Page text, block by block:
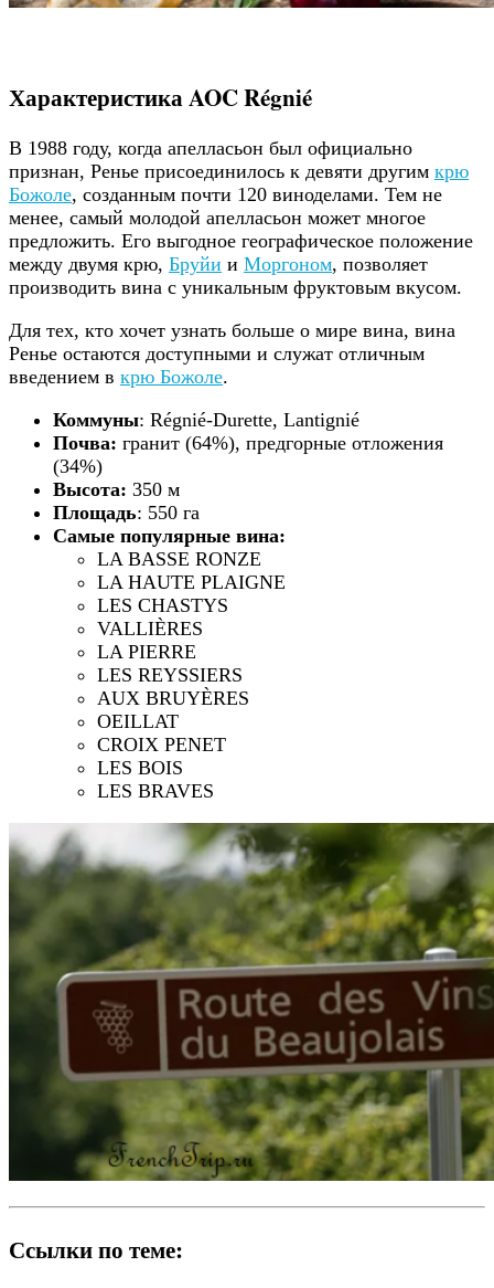
Характеристика AOC Régnié
В 1988 году, когда апелласьон был официально
признан, Ренье присоединилось к девяти другим крю
Божоле, созданным почти 120 виноделами. Тем не
менее, самый молодой апелласьон может многое
предложить. Его выгодное географическое положение
между двумя крю, Бруйи и Моргоном, позволяет
производить вина с уникальным фруктовым вкусом.
Для тех, кто хочет узнать больше о мире вина, вина
Ренье остаются доступными и служат отличным
введением в крю Божоле.
Коммуны: Régnié-Durette, Lantignié
Почва: гранит (64%), предгорные отложения
(34%)
Высота: 350 м
Площадь: 550 га
Самые популярные вина:
LA BASSE RONZE
LA HAUTE PLAIGNE
LES CHASTYS
VALLIÈRES
LA PIERRE
LES REYSSIERS
AUX BRUYÈRES
OEILLAT
CROIX PENET
LES BOIS
LES BRAVES
Ссылки по теме: